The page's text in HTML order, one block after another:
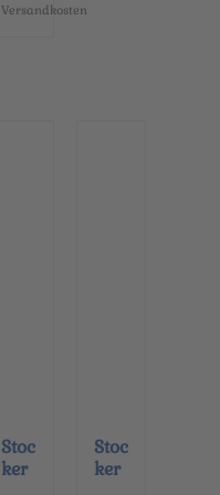
Versandkosten
Stoc
ker
Stoc
ker